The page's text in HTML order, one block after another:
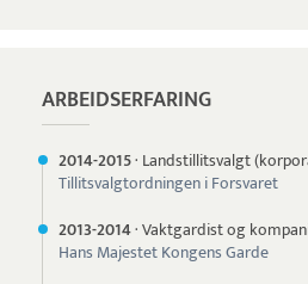
ARBEIDSERFARING
2014-2015· Landstillitsvalgt
Tillitsvalgtordningen i Forsvaret
2013-2014·Vaktgardist og
Hans Majestet Kongens Garde